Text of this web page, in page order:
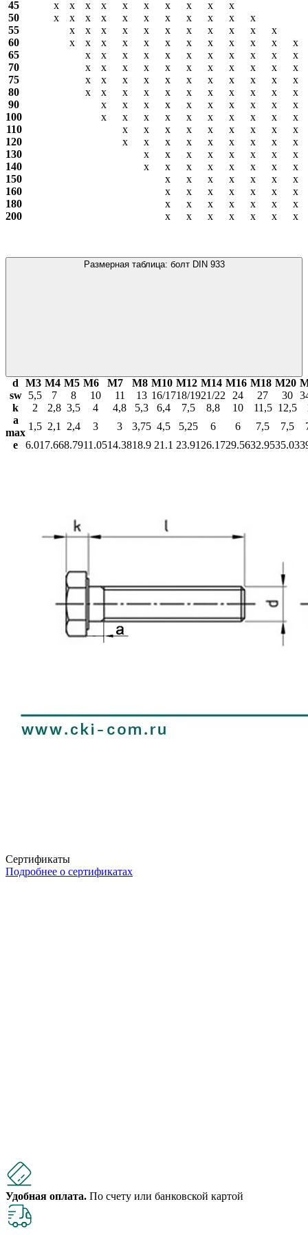
45
х х х х х х х х х
х
50
х х х х х х х х х х
х
55
х х х х х х х х х х
х
60
х х х х х х х х х х х
х
65
х х х х х х х х х х
х
70
х х х х х х х х х х
х
75
х х х х х х х х х х
х
80
х х х х х х х х х х
х
90
х х х х х х х х х
х
100
х х х х х х х х х
х
110
х х х х х х х х
х
120
х х х х х х х х
х
130
х х х х х х х
х
140
х х х х х х х
х
150
х х х х х х
х
160
х х х х х х
х
180
х х х х х х
х
200
х х х х х х х
Размерная таблица: болт DIN 933
d М3 М4 М5 М6 М7 М8 М10 М12 М14 М16 М18 М20
sw
5,5 7 8 10 11 13 16/1718/1921/22 24 27 30
k
2 2,8 3,5 4 4,8 5,3 6,4 7,5 8,8 10 11,5 12,5
a
max
1,5 2,1 2,4 3 3 3,75 4,5 5,25 6 6 7,5 7,5
e
6.01 7.668.7911.0514.3818.9 21.1 23.91 26.1729.5632.9535.03
Сертификаты
Подробнее о сертификатах
Удобная оплата. По счету или банковской картой